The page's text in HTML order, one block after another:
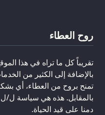
روح العطاء
تقريباً كل ما تراه في هذا
بالإضافة إلى الكثير من
تمنح بروح من العطاء، أي
بالمقابل. هذه هي سياسة ل/
دمنا على قيد الحياة.